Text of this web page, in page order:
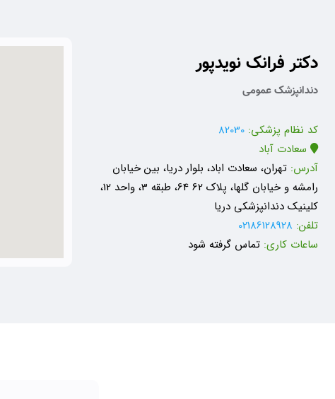
دکتر فرانک نویدپور
دندانپزشک عمومی
کد نظام پزشکی: 82030
سعادت آباد
آدرس: تهران، سعادت اباد، بلوار دریا، بین خیابان
رامشه و خیابان گلها، پلاک 62 64، طبقه 3، واحد 12،
کلینیک دندانپزشکی دریا
تلفن: 02186128928
ساعات کاری: تماس گرفته شود